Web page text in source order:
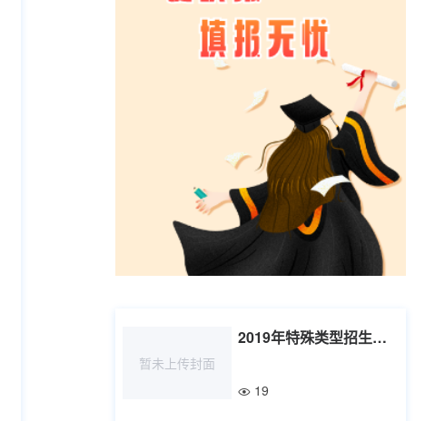
暂未上传封面
2019年特殊类型招生工作通知发布
19